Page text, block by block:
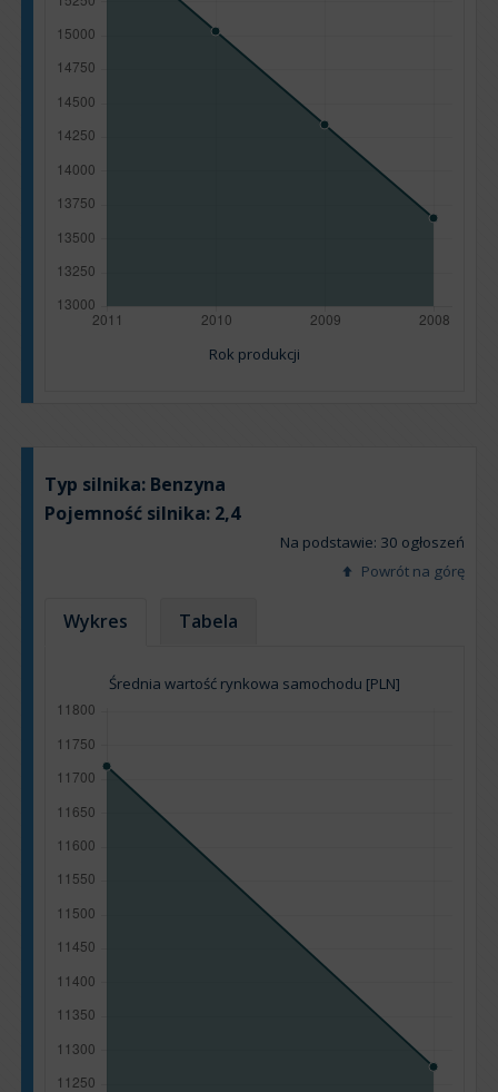
Rok produkcji
Typ silnika: Benzyna
Pojemność silnika: 2,4
Na podstawie: 30 ogłoszeń
Powrót na górę
Wykres Tabela
Średnia wartość rynkowa samochodu [PLN]